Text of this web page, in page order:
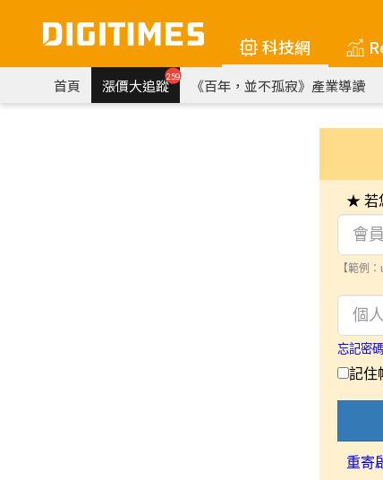
科技網
首頁 漲價大追蹤259 《百年，並不孤寂》產業導讀
★ 若
【範例
忘記密碼
記住
重寄